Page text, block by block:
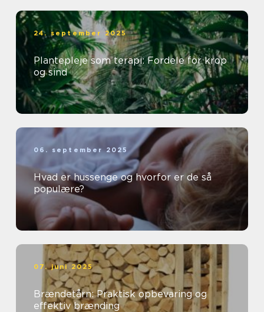
24. september 2025
Plantepleje som terapi: Fordele for krop
og sind
06. september 2025
Hvad er hussenge og hvorfor er de så
populære?
07. juni 2025
Brændetårn: Praktisk opbevaring og
effektiv brænding